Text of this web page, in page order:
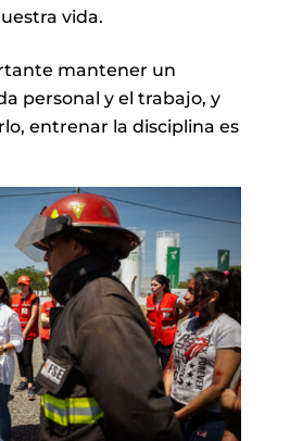
vida.
mantener un
personal y el trabajo, y
entrenar la disciplina es